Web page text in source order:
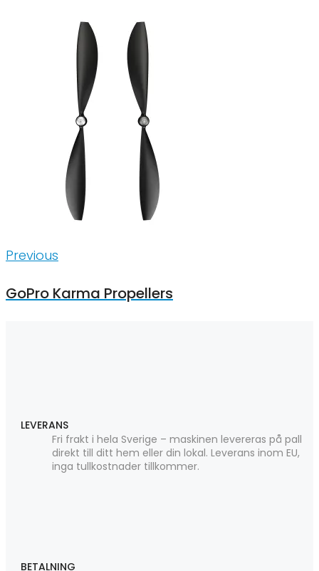
Inläggsnavigering
Previous
Previous
GoPro Karma Propellers
LEVERANS
Fri frakt i hela Sverige – maskinen levereras på pall
direkt till ditt hem eller din lokal. Leverans inom EU,
inga tullkostnader tillkommer.
BETALNING